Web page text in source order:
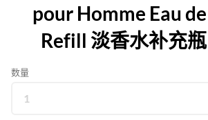
pour Homme Eau
Refill 淡香水补充
数量